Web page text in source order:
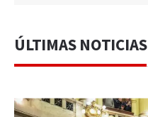
ÚLTIMAS NOTICIAS